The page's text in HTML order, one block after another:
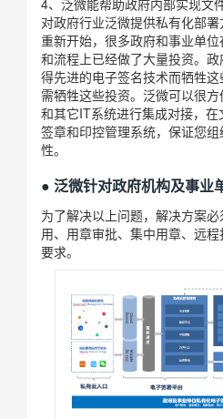
4、泛微能帮助政府内部实现文
对政府行业泛微提供私有化部
重新开始，很多政府和事业单
和流程上已经做了大量投资。
得先进的电子签名技术而牺牲
需牺牲这些投资。泛微可以很
和其它IT系统进行集成对接，
签章和印控管理系统，保证您
性。
● 泛微针对政府机构及事业
为了解决以上问题，解决方案
用、用章审批、集中用章、远
要求。